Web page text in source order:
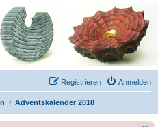
Kunsthandwerks Anmelden
Registrieren
Adventskalender 2018